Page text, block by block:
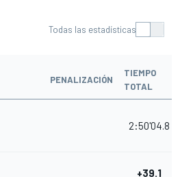
Todas las estadísticas
PENALIZACIÓN
TIEMPO
TOTAL
2:50'04.8
+39.1